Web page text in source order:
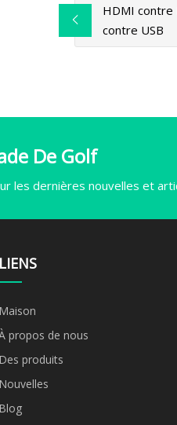
HDMI contre
contre USB
De Golf
les dernières nouvelles et
LIENS
Maison
propos de nous
Des produits
Nouvelles
Blog